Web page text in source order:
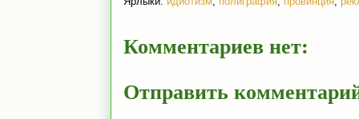
Комментариев нет:
Отправить